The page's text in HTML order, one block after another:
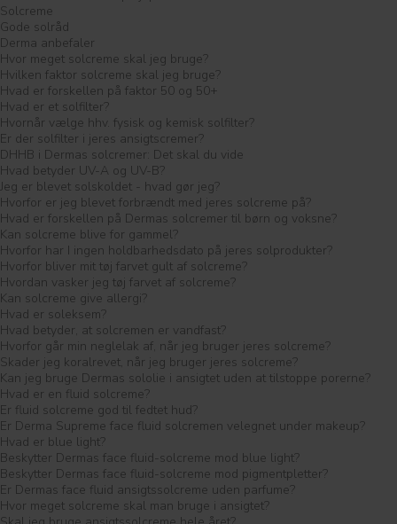
Solcreme
Gode solråd
Derma anbefaler
Hvor meget solcreme skal jeg bruge?
Hvilken faktor solcreme skal jeg bruge?
Hvad er forskellen på faktor 50 og 50+
Hvad er et solfilter?
Hvornår vælge hhv. fysisk og kemisk solfilter?
Er der solfilter i jeres ansigtscremer?
DHHB i Dermas solcremer: Det skal du vide
Hvad betyder UV-A og UV-B?
Jeg er blevet solskoldet - hvad gør jeg?
Hvorfor er jeg blevet forbrændt med jeres solcreme på?
Hvad er forskellen på Dermas solcremer til børn og voksne?
Kan solcreme blive for gammel?
Hvorfor har I ingen holdbarhedsdato på jeres solprodukter?
Hvorfor bliver mit tøj farvet gult af solcreme?
Hvordan vasker jeg tøj farvet af solcreme?
Kan solcreme give allergi?
Hvad er soleksem?
Hvad betyder, at solcremen er vandfast?
Hvorfor går min neglelak af, når jeg bruger jeres solcreme?
Skader jeg koralrevet, når jeg bruger jeres solcreme?
Kan jeg bruge Dermas sololie i ansigtet uden at tilstoppe porerne?
Hvad er en fluid solcreme?
Er fluid solcreme god til fedtet hud?
Er Derma Supreme face fluid solcremen velegnet under makeup?
Hvad er blue light?
Beskytter Dermas face fluid-solcreme mod blue light?
Beskytter Dermas face fluid-solcreme mod pigmentpletter?
Er Dermas face fluid ansigtssolcreme uden parfume?
Hvor meget solcreme skal man bruge i ansigtet?